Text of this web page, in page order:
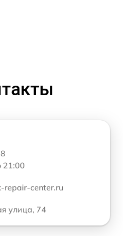
21:00
repair-center.ru
улица, 74